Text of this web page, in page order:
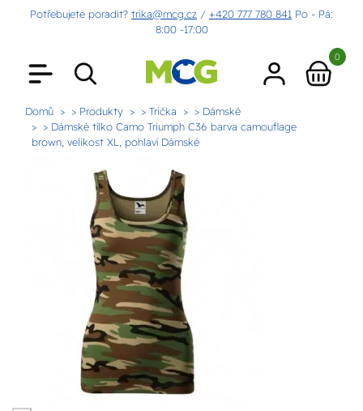
Potřebujete poradit? trika@mcg.cz / +420 777 780 841 Po - Pá:
8:00 -17:00
0
Domů > Produkty > Trička
> Dámské
> Dámské tílko Camo Triumph C36 barva camouflage
brown, velikost XL, pohlaví Dámské